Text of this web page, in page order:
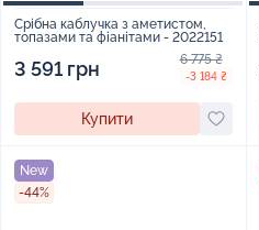
Срібна каблучка з аметистом,
топазами та фіанітами - 2022151
3 591 грн 6 775 ₴
-3 184 ₴
Купити
New
-44%